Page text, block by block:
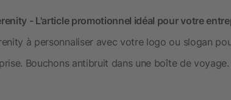
- L'article promotionnel idéal pour votre
à personnaliser avec votre logo ou slogan
Bouchons antibruit dans une boîte de voyage.